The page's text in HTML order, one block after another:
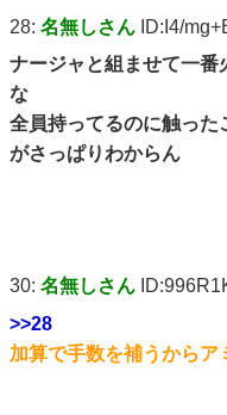
28: 名無しさん ID:I4/
ナージャと組ませて一番
な
全員持ってるのに触った
がさっぱりわからん
30: 名無しさん
>>28
加算で手数を補うからア